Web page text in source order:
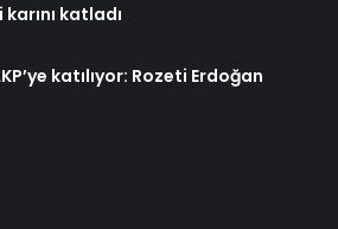
katladı
katılıyor: Rozeti Erdoğan